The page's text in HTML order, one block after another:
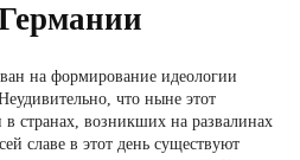
на формирование идеологии
что ныне этот
в странах, возникших на развалинах
славе в этот день существуют